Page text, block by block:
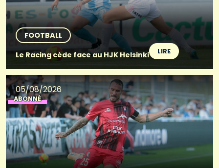
FOOTBALL
Le Racing cède face au HJK Helsinki
LIRE
05/08/2026
ABONNÉ